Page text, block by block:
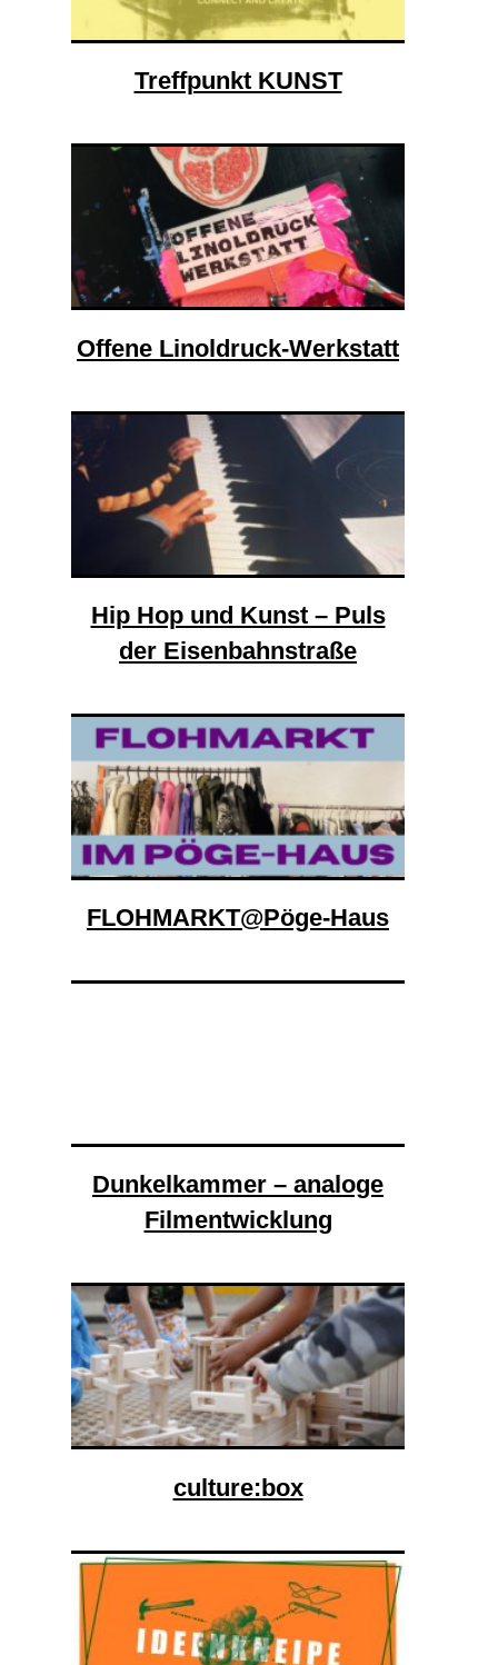
Treffpunkt KUNST
Offene Linoldruck-Werkstatt
Hip Hop und Kunst – Puls
der Eisenbahnstraße
FLOHMARKT@Pöge-Haus
Dunkelkammer – analoge
Filmentwicklung
culture:box